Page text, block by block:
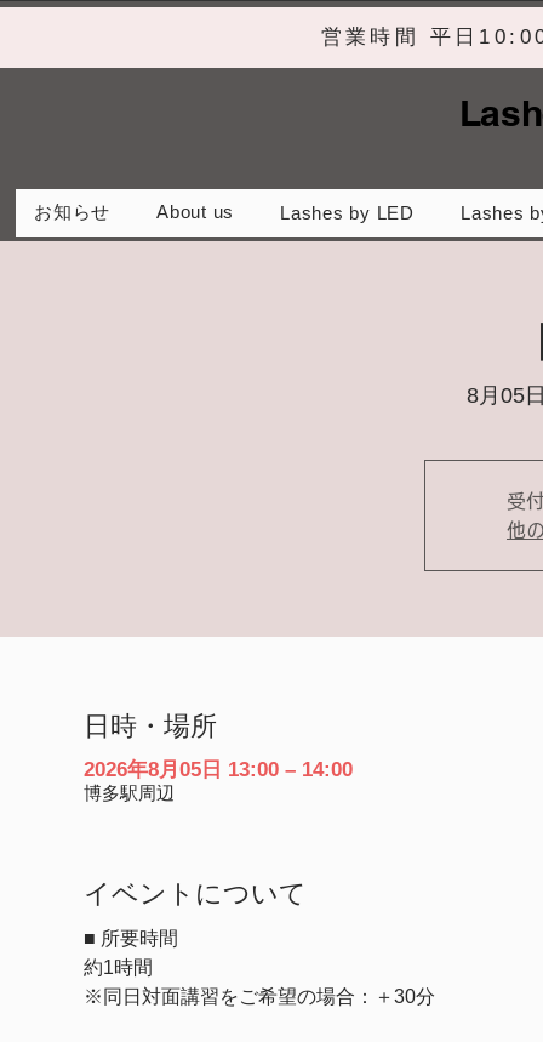
営業時間 平日
お知らせ About us Lashes by LED Lashes
8月05
受
他
日時・場所
2026年8月05日 13:00 – 14:00
博多駅周辺
イベントについて
■ 所要時間
約1時間
※同日対面講習をご希望の場合：＋30分